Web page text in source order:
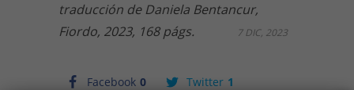
traducción de Daniela Bentancur,
Fiordo, 2023, 168 págs.
Facebook 0 Twitter 1
7 DIC, 2023